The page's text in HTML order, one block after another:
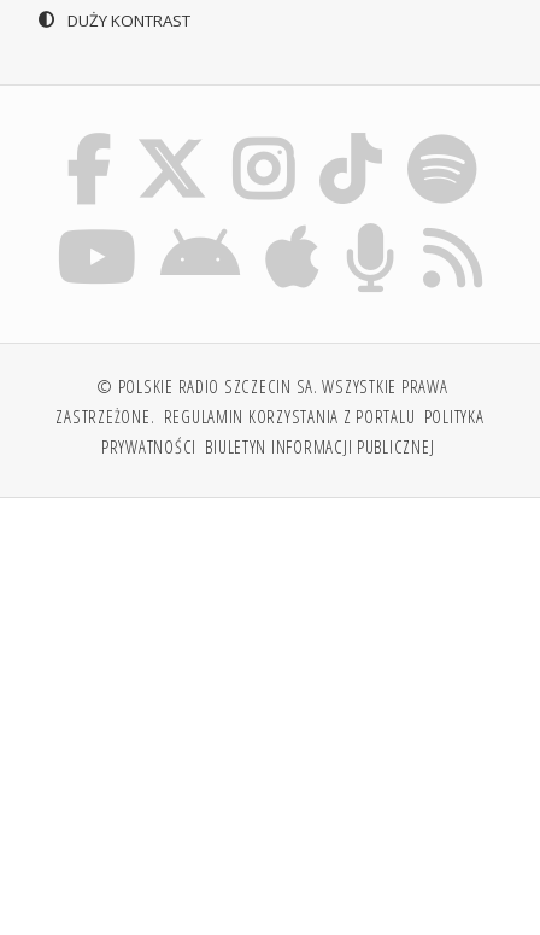
DUŻY KONTRAST
© POLSKIE RADIO SZCZECIN SA. WSZYSTKIE PRAWA
ZASTRZEŻONE. REGULAMIN KORZYSTANIA Z PORTALU POLITYKA
PRYWATNOŚCI BIULETYN INFORMACJI PUBLICZNEJ